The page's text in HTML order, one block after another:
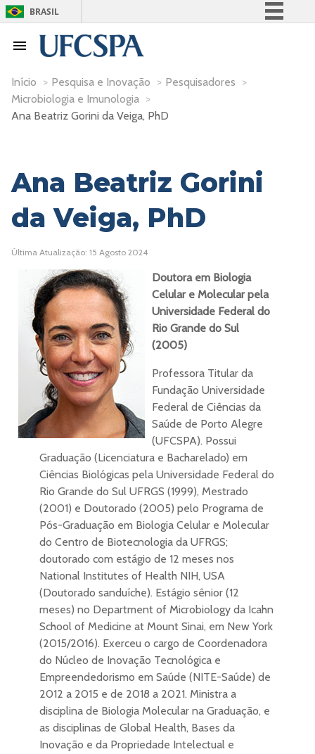
BRASIL
Participe
Início > Pesquisa e Inovação > Pesquisadores >
Microbiologia e Imunologia >
Ana Beatriz Gorini da Veiga, PhD
Ana Beatriz Gorini
da Veiga, PhD
Última Atualização: 15 Agosto 2024
Doutora em Biologia
Celular e Molecularpela
Universidade Federal do
Rio Grande do Sul
(2005)
Professora Titular da
Fundação Universidade
Federal de Ciências da
Saúde de Porto Alegre
(UFCSPA). Possui
Graduação (Licenciatura e Bacharelado) em
Ciências Biológicas pela Universidade Federal do
Rio Grande do Sul UFRGS (1999), Mestrado
(2001) e Doutorado (2005) pelo Programa de
Pós-Graduação em Biologia Celular e Molecular
do Centro de Biotecnologia da UFRGS;
doutorado com estágio de 12 meses nos
National Institutes of Health NIH, USA
(Doutorado sanduíche). Estágio sênior (12
meses) no Department of Microbiology da Icahn
School of Medicine at Mount Sinai, em New York
(2015/2016). Exerceu o cargo de Coordenadora
do Núcleo de Inovação Tecnológica e
Empreendedorismo em Saúde (NITE-Saúde) de
2012 a 2015 e de 2018 a 2021. Ministra a
disciplina de Biologia Molecular na Graduação, e
as disciplinas de Global Health, Bases da
Inovação e da Propriedade Intelectual e